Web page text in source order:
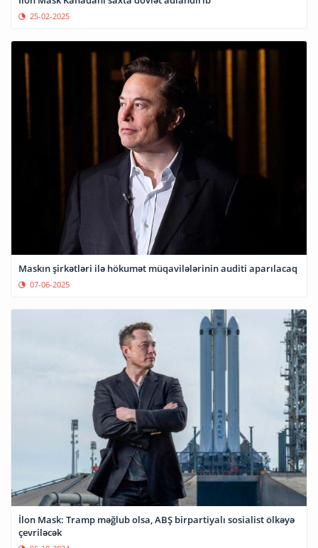
25-02-2025
Maskın şirkətləri ilə hökumət müqavilələrinin auditi aparılacaq
07-06-2025
İlon Mask: Tramp məğlub olsa, ABŞ birpartiyalı sosialist ölkəyə
çevriləcək